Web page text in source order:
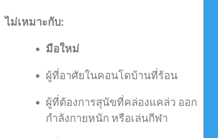
ไม่เหมาะกับ:
มือใหม่
ผู้ที่อาศัยในคอนโดบ้านที่ร้อน
ผู้ที่ต้องการสุนัขที่คล่องแคล่ว ออก
กำลังกายหนัก หรือเล่นกีฬา